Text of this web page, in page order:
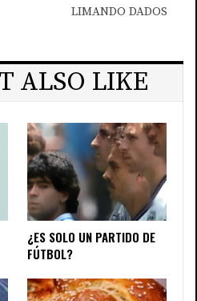
LIMANDO DADOS
ALSO LIKE
¿ES SOLO UN PARTIDO DE
FÚTBOL?